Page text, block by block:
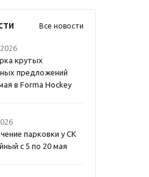
Все новости
крутых
предложений
в Forma Hockey
парковки у СК
с 5 по 20 мая